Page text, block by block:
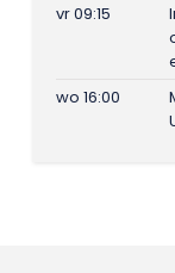
vr 09:15
wo 16:00